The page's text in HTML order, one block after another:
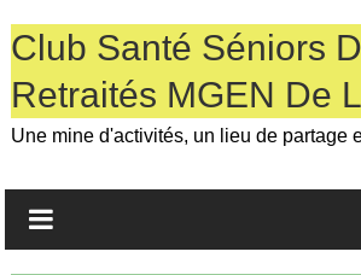
to
content
Club Santé Séniors
Retraités MGEN De
Une mine d'activités, un lieu de partage